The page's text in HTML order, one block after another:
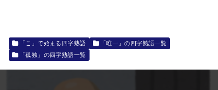
「こ」で始まる四字熟語
「唯一」の四字熟語一覧
「孤独」の四字熟語一覧